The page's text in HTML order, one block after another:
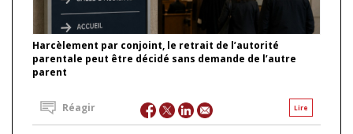
Harcèlement par conjoint, le retrait de l’autorité
parentale peut être décidé sans demande de l’autre
parent
Lire
Réagir